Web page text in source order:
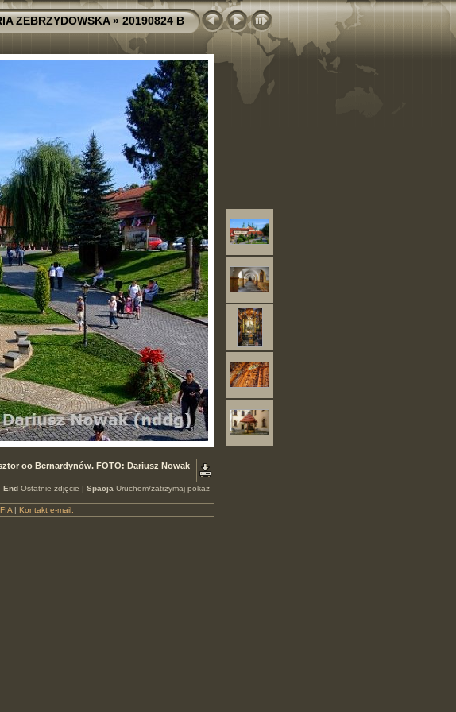
ZEBRZYDOWSKA»20190824 B
oo Bernardynów. FOTO: Dariusz Nowak
EndOstatnie zdjęcie | Spacja Uruchom/zatrzymaj pokaz
| Kontakt e-mail: